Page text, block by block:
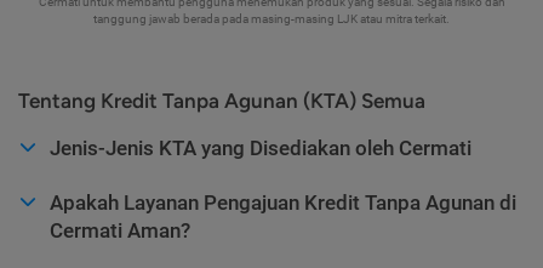
tanggung jawab berada pada masing-masing LJK atau mitra terkait.
Tentang Kredit Tanpa Agunan (KTA) Semua
Jenis-Jenis KTA yang Disediakan oleh Cermati
Apakah Layanan Pengajuan Kredit Tanpa Agunan di
Cermati Aman?